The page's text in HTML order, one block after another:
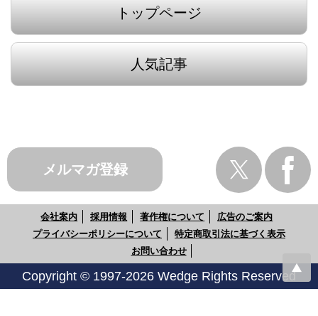
トップページ
人気記事
メルマガ登録
会社案内 採用情報 著作権について
広告のご案内
プライバシーポリシーについて
特定商取引法に基づく表示
お問い合わせ
Copyright © 1997-2026 Wedge Rights Reserved